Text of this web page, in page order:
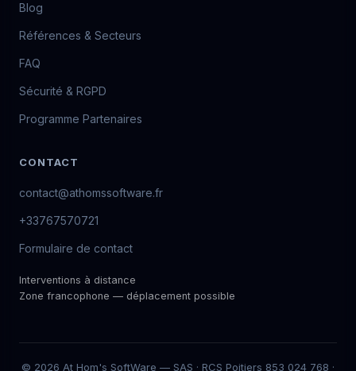
Blog
Références & Secteurs
FAQ
Sécurité & RGPD
Programme Partenaires
CONTACT
contact@athomssoftware.fr
+33767570721
Formulaire de contact
Interventions à distance
Zone francophone — déplacement possible
© 2026 At Hom's SoftWare — SAS · RCS Poitiers 853 024 768 ·